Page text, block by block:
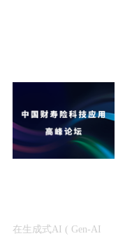
在生成式AI ( Gen-AI